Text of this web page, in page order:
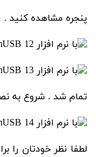
پنجره مشاهده کنید .
تمام شد . شروع به
لطفا نظر خودتان را